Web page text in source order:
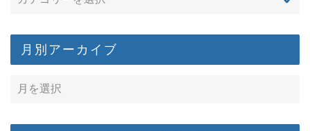
月別アーカイブ